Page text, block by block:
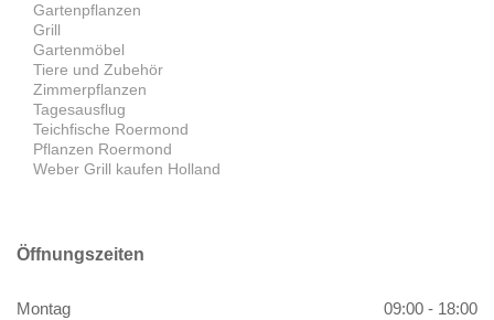
Gartenpflanzen
Grill
Gartenmöbel
Tiere und Zubehör
Zimmerpflanzen
Tagesausflug
Teichfische Roermond
Pflanzen Roermond
Weber Grill kaufen Holland
Öffnungszeiten
Montag
09:00 - 18:00